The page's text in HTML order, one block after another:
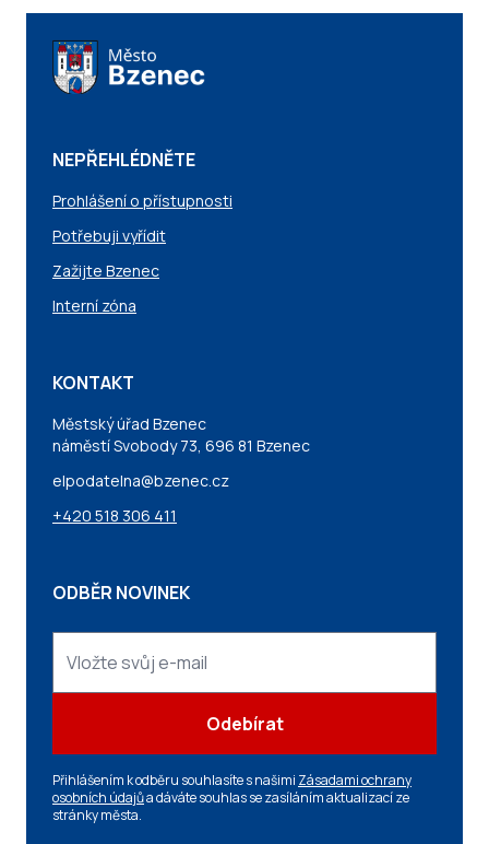
NEPŘEHLÉDNĚTE
Prohlášení o přístupnosti
Potřebuji vyřídit
Zažijte Bzenec
Interní zóna
KONTAKT
Městský úřad Bzenec
náměstí Svobody 73, 696 81 Bzenec
elpodatelna@bzenec.cz
+420 518 306 411
ODBĚR NOVINEK
Odebírat
Přihlášením k odběru souhlasíte s našimi Zásadami ochrany
osobních údajůa dáváte souhlas se zasíláním aktualizací ze
stránky města.